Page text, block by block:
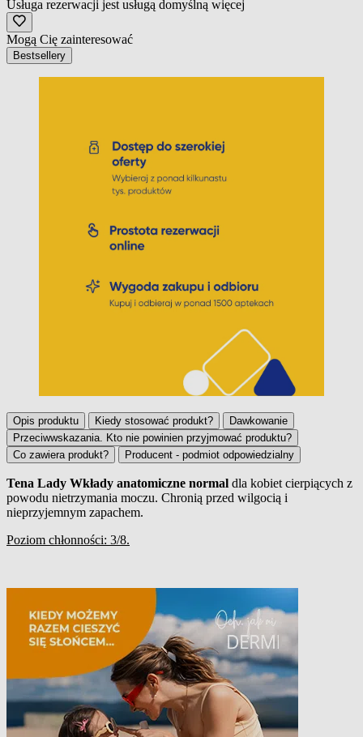
Usługa rezerwacji jest usługą domyślną więcej
Mogą Cię zainteresować
Bestsellery
Opis produktu Kiedy stosować produkt?
Dawkowanie
Przeciwwskazania. Kto nie powinien przyjmować produktu?
Co zawiera produkt?
Producent - podmiot odpowiedzialny
Opis produktu
Tena Lady Wkłady anatomiczne normal dla kobiet cierpiących z
powodu nietrzymania moczu. Chronią przed wilgocią i
nieprzyjemnym zapachem.
Poziom chłonności: 3/8.